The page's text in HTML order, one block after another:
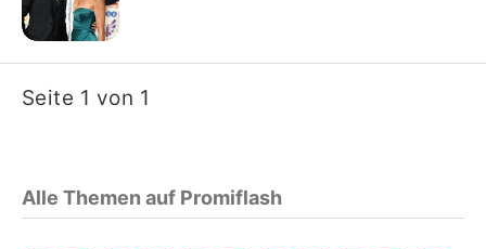
Seite 1 von 1
Alle Themen auf Promiflash